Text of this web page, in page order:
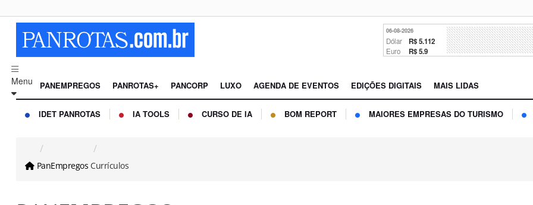
06-08-2026
Dólar R$ 5.112
Euro R$ 5.9
Menu PANEMPREGOS PANROTAS+ PANCORP LUXO AGENDA DE EVENTOS EDIÇÕES DIGITAIS MAIS LIDAS
IDET PANROTAS IA TOOLS CURSO DE IA BOM REPORT MAIORES EMPRESAS DO TURISMO
PanEmpregos Currículos